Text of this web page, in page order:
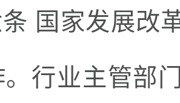
国家发展改
。行业主管部